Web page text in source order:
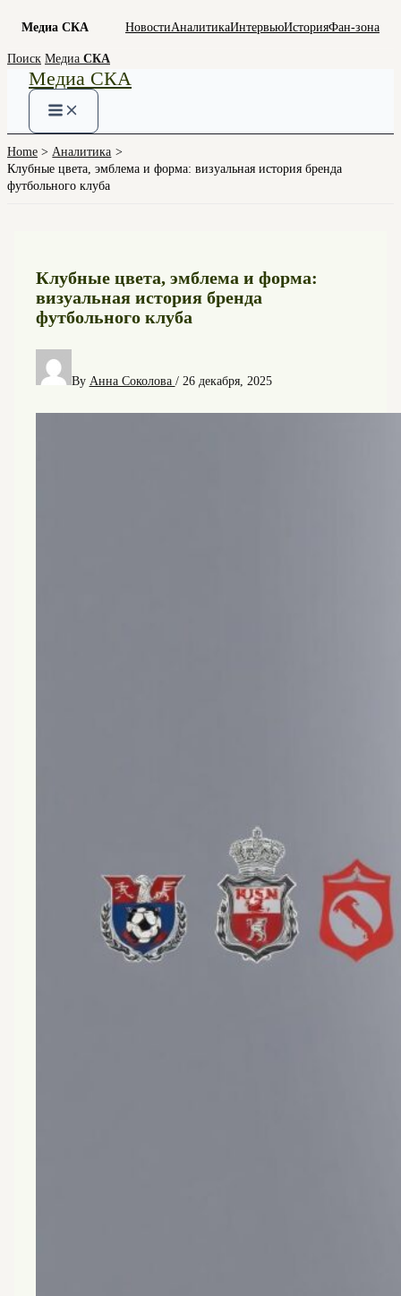
Медиа СКА НовостиАналитикаИнтервьюИсторияФан-зона
Skip
content
Поиск Медиа СКА
Медиа СКА
Home
Аналитика
Клубные цвета, эмблема и форма: визуальная история бренда
футбольного клуба
Клубные цвета, эмблема и форма:
визуальная история бренда
футбольного клуба
By Анна Соколова / 26 декабря, 2025